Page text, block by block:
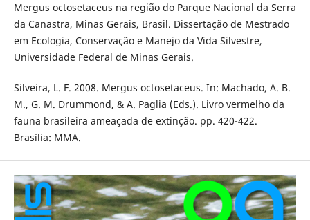
Mergus octosetaceus na região do Parque Nacional da Serra
da Canastra, Minas Gerais, Brasil. Dissertação de Mestrado
em Ecologia, Conservação e Manejo da Vida Silvestre,
Universidade Federal de Minas Gerais.
Silveira, L. F. 2008. Mergus octosetaceus. In: Machado, A. B.
M., G. M. Drummond, & A. Paglia (Eds.). Livro vermelho da
fauna brasileira ameaçada de extinção. pp. 420-422.
Brasília: MMA.